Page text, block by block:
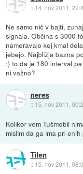
:: 14. nov 2011,
Ne samo nič v bajti,
signala. Občina s 3000
nameravajo kej kmal
jebejo. Najbližja bazna
:) to da je 180 interval
ni važno?
neres
:: 15. nov 2011,
Kolikor vem Tušmobil
mislim da ga ima pri enih
Tilen
:: 15. nov 2011,